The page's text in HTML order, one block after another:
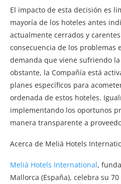
El impacto de esta decisión es
mayoría de los hoteles antes
actualmente cerrados y
consecuencia de los problemas
demanda que viene sufriendo
obstante, la Compañía está
planes específicos para
ordenada de estos hoteles.
implementando los oportunos
manera transparente a
Acerca de Meliá Hotels
Meliá Hotels International,
Mallorca (España), celebra su